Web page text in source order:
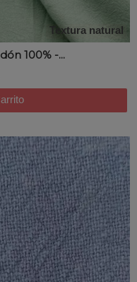
Textura natural
100% -...